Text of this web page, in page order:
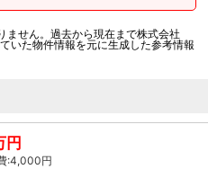
ません。過去から現在まで株式会社
いた物件情報を元に生成した参考情報
円
4,000円